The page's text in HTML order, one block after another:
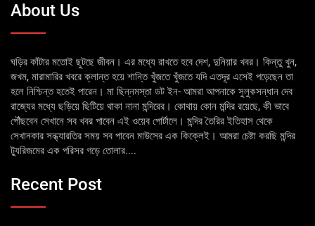
About Us
ঘড়ির কাঁটার মতোই ছুটছে জীবন। এর মধ্যে রাখতে হবে দেশ, দুনিয়ার খবর। কিন্তু খুন,
জখম, মারামারির খবরে ক্লান্ত হয়ে শান্তি খুঁজতে খুঁজতে যদি এতদূর এসেই পড়েছেন তা
হলে নিশ্চিন্ত হতেই পারেন। মা ছিন্নমস্তা ডট ইন- আমরা আপনাকে সুলুকসন্ধান দেব
রাজ্যের মধ্যে ছড়িয়ে ছিটিয়ে থাকা নানা মন্দিরের। কোথায় কোন মন্দির রয়েছে, কী ভাবে
পৌঁছবেন সেখানে সব খবর পাবেন এই ওয়েব পোর্টালে। মন্দির তৈরির ইতিহাস থেকে
সেখানকার সন্ধ্যারতির সময় সব পাবেন মাউসের এক কিক্লেই। আমরা চেষ্টা করছি মন্দির
ট্যুরিজমের এক পরিসর গড়ে তোলার....
Recent Post